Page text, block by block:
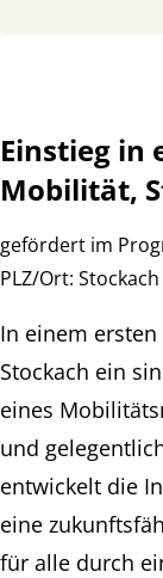
Einstieg in
Mobilität,
gefördert im
PLZ/Ort: Stockach
In einem
Stockach ein
eines
und
entwickelt die
eine
für alle durch